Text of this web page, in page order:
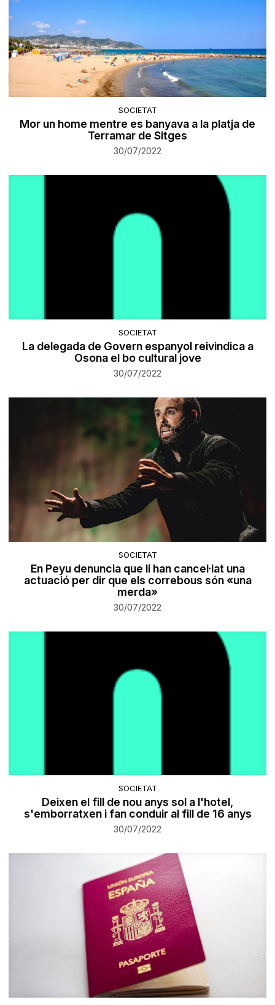
SOCIETAT
Mor un home mentre es banyava a la platja de
Terramar de Sitges
30/07/2022
SOCIETAT
​La delegada de Govern espanyol reivindica a
Osona el bo cultural jove
30/07/2022
SOCIETAT
En Peyu denuncia que li han cancel·lat una
actuació per dir que els correbous són «una
merda»
30/07/2022
SOCIETAT
Deixen el fill de nou anys sol a l'hotel,
s'emborratxen i fan conduir al fill de 16 anys
30/07/2022